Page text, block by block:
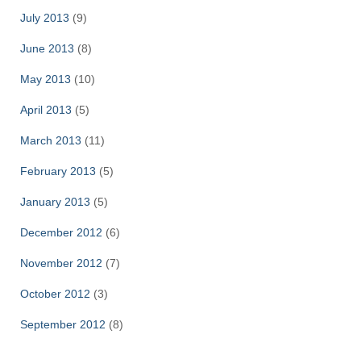
July 2013 (9)
June 2013 (8)
May 2013 (10)
April 2013 (5)
March 2013 (11)
February 2013 (5)
January 2013 (5)
December 2012 (6)
November 2012 (7)
October 2012 (3)
September 2012 (8)